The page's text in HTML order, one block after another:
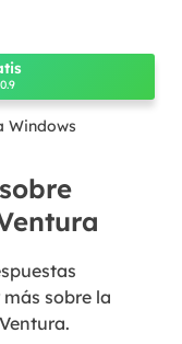
Windows
sobre la